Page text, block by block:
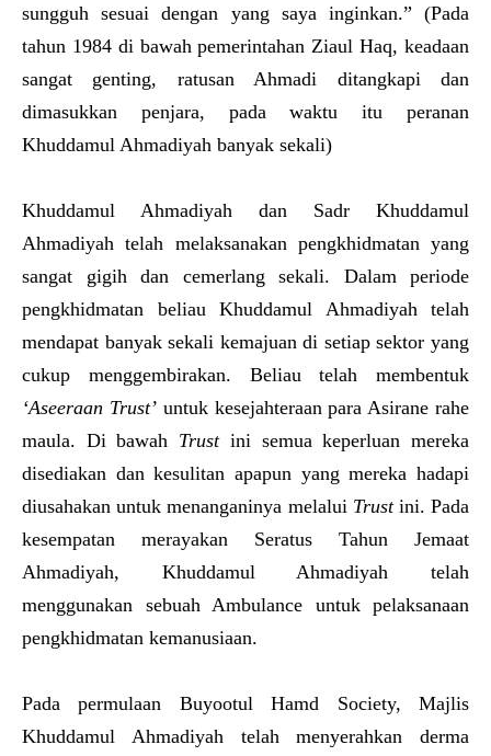
sungguh sesuai dengan yang saya inginkan.” (Pada
tahun 1984 di bawah pemerintahan Ziaul Haq, keadaan
sangat genting, ratusan Ahmadi ditangkapi dan
dimasukkan penjara, pada waktu itu peranan
Khuddamul Ahmadiyah banyak sekali)
Khuddamul Ahmadiyah dan Sadr Khuddamul
Ahmadiyah telah melaksanakan pengkhidmatan yang
sangat gigih dan cemerlang sekali. Dalam periode
pengkhidmatan beliau Khuddamul Ahmadiyah telah
mendapat banyak sekali kemajuan di setiap sektor yang
cukup menggembirakan. Beliau telah membentuk
‘Aseeraan Trust’untuk kesejahteraan para Asirane rahe
maula. Di bawah Trustini semua keperluan mereka
disediakan dan kesulitan apapun yang mereka hadapi
diusahakan untuk menanganinya melalui Trustini. Pada
kesempatan merayakan Seratus Tahun Jemaat
Ahmadiyah, Khuddamul Ahmadiyah telah
menggunakan sebuah Ambulance untuk pelaksanaan
pengkhidmatan kemanusiaan.
Pada permulaan Buyootul Hamd Society, Majlis
Khuddamul Ahmadiyah telah menyerahkan derma